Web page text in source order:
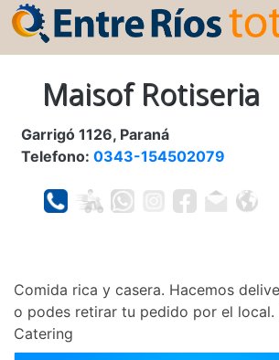
Maisof Rotiseria
Garrigó 1126, Paraná
Telefono: 0343-154502079
Comida rica y casera. Hacemos
o podes retirar tu pedido por el local.
Catering